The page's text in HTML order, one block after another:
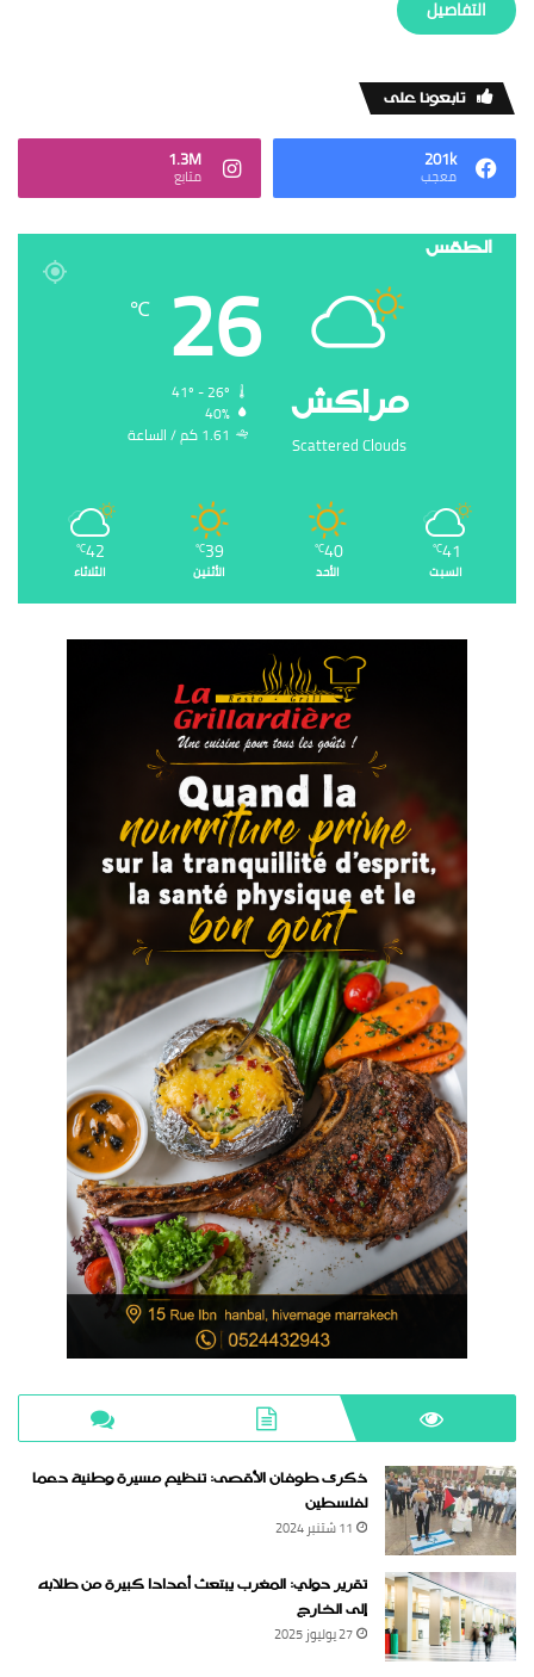
‏التفاصيل
‏تابعونا على
201k
‏معجب
1.3M
‏متابع
الطقس
‏مراكش
Scattered Clouds
26
℃
40%
1.61 ‏كم / الساعة
41
℃
السبت
40
℃
الأحد
39
℃
الأثنين
42
℃
الثلاثاء
ذكرى طوفان الأقصى: تنظيم مسيرة وطنية دعما
لفلسطين
11 شتنبر 2024
تقرير دولي: المغرب يبتعث أعدادا كبيرة من طلابه
إلى الخارج
27 يوليوز 2025